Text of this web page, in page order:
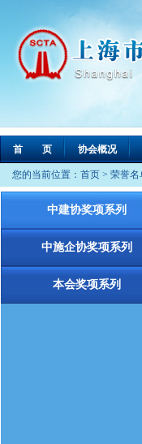
首 页 协会概况
您的当前位置： 首页 > 荣誉名
中建协奖项系列
中施企协奖项系列
本会奖项系列